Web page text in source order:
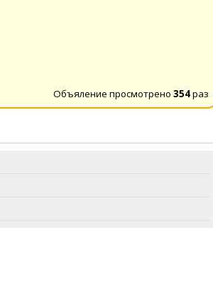
Объяление просмотрено 354раз